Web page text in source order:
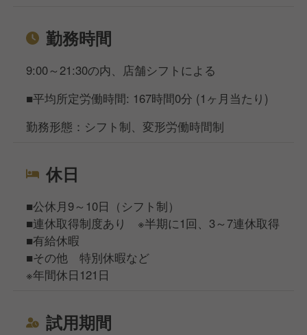
勤務時間
9:00～21:30の内、店舗シフトによる
■平均所定労働時間: 167時間0分 (1ヶ月当たり)
勤務形態：シフト制、変形労働時間制
休日
■公休月9～10日（シフト制）
■連休取得制度あり ※半期に1回、3～7連休取得
■有給休暇
■その他 特別休暇など
※年間休日121日
試用期間